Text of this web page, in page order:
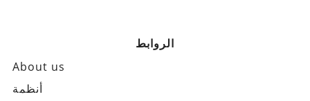
الروابط
About us
أنظمة